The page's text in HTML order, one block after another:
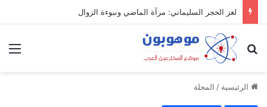
لغز الحجر السليماني: مرآة الماضي ونبوءة الزوال
بحث عن
الرئيسية / المجلة